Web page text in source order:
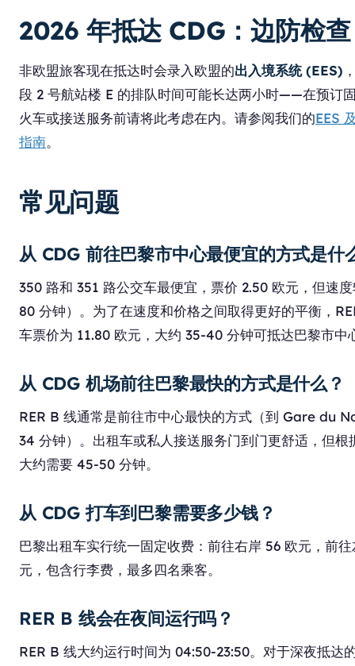
2026 年抵达 CDG：边防检查
非欧盟旅客现在抵达时会录入欧盟的出入境系统 (EES)
段 2 号航站楼 E 的排队时间可能长达两小时——在预订
火车或接送服务前请将此考虑在内。请参阅我们的EES
指南。
常见问题
从 CDG 前往巴黎市中心最便宜的方式是什
350 路和 351 路公交车最便宜，票价 2.50 欧元，但速
80 分钟）。为了在速度和价格之间取得更好的平衡，
车票价为 11.80 欧元，大约 35-40 分钟可抵达巴黎市中
从 CDG 机场前往巴黎最快的方式是什么？
RER B 线通常是前往市中心最快的方式（到 Gare du
34 分钟）。出租车或私人接送服务门到门更舒适，但根
大约需要 45-50 分钟。
从 CDG 打车到巴黎需要多少钱？
巴黎出租车实行统一固定收费：前往右岸 56 欧元，前
元，包含行李费，最多四名乘客。
RER B 线会在夜间运行吗？
RER B 线大约运行时间为 04:50-23:50。对于深夜抵达